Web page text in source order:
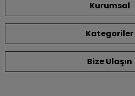
Kurumsal
Kategoriler
Bize Ulaşın